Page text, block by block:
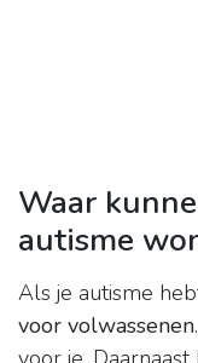
Waar
autisme
Als je autisme
voor volwassenen